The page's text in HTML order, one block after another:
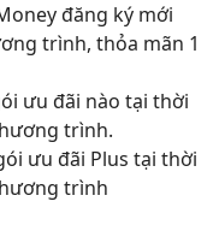
đăng ký mới
trình, thỏa mãn 1
ưu đãi nào tại thời
trình.
ưu đãi Plus tại thời
trình